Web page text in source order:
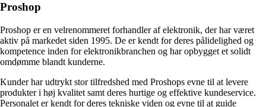
Proshop
Proshop er en velrenommeret forhandler af elektronik, der har været
aktiv på markedet siden 1995. De er kendt for deres pålidelighed og
kompetence inden for elektronikbranchen og har opbygget et solidt
omdømme blandt kunderne.
Kunder har udtrykt stor tilfredshed med Proshops evne til at levere
produkter i høj kvalitet samt deres hurtige og effektive kundeservice.
Personalet er kendt for deres tekniske viden og evne til at guide